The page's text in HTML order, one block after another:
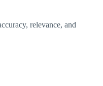
relevance, and